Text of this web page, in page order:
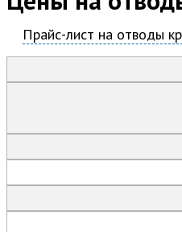
Прайс-лист на отводы